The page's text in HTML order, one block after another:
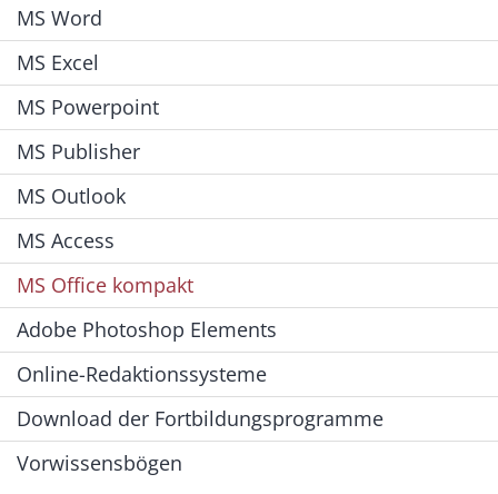
MS Word
MS Excel
MS Powerpoint
MS Publisher
MS Outlook
MS Access
MS Office kompakt
Adobe Photoshop Elements
Online-Redaktionssysteme
Download der Fortbildungsprogramme
Vorwissensbögen